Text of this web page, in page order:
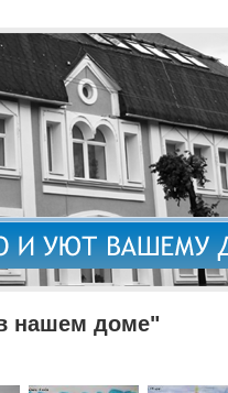
в нашем доме"